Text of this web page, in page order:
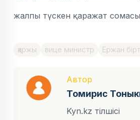
жалпы түскен қаражат
қаржы вице министр Ержан
Автор
Томирис
Kyn.kz тілшісі